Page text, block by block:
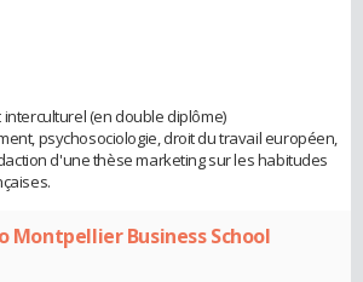
(en double diplôme)
psychosociologie, droit du travail européen,
d'une thèse marketing sur les habitudes
Montpellier Business School